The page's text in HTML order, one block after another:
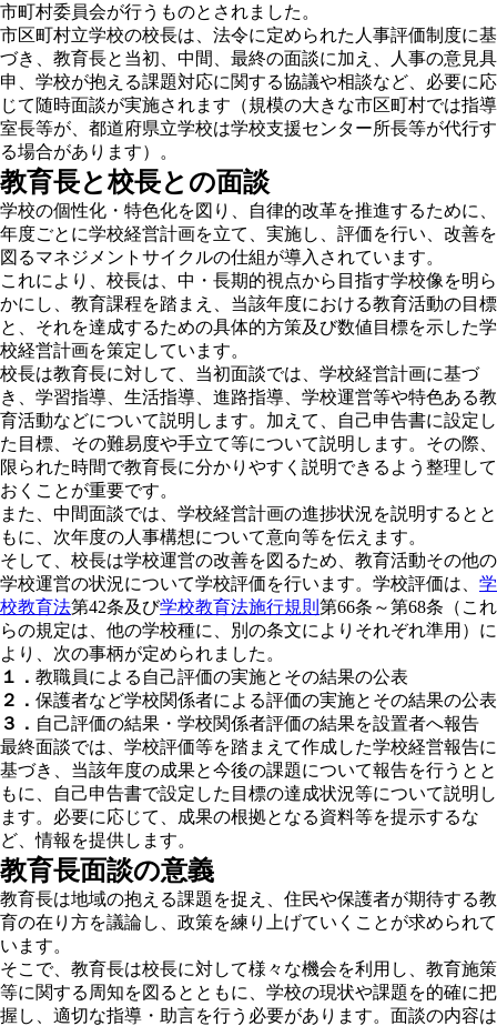
市町村委員会が行うものとされました。
市区町村立学校の校長は、法令に定められた人事評価制度に基
づき、教育長と当初、中間、最終の面談に加え、人事の意見具
申、学校が抱える課題対応に関する協議や相談など、必要に応
じて随時面談が実施されます（規模の大きな市区町村では指導
室長等が、都道府県立学校は学校支援センター所長等が代行す
る場合があります）。
教育長と校長との面談
学校の個性化・特色化を図り、自律的改革を推進するために、
年度ごとに学校経営計画を立て、実施し、評価を行い、改善を
図るマネジメントサイクルの仕組が導入されています。
これにより、校長は、中・長期的視点から目指す学校像を明ら
かにし、教育課程を踏まえ、当該年度における教育活動の目標
と、それを達成するための具体的方策及び数値目標を示した学
校経営計画を策定しています。
校長は教育長に対して、当初面談では、学校経営計画に基づ
き、学習指導、生活指導、進路指導、学校運営等や特色ある教
育活動などについて説明します。加えて、自己申告書に設定し
た目標、その難易度や手立て等について説明します。その際、
限られた時間で教育長に分かりやすく説明できるよう整理して
おくことが重要です。
また、中間面談では、学校経営計画の進捗状況を説明するとと
もに、次年度の人事構想について意向等を伝えます。
そして、校長は学校運営の改善を図るため、教育活動その他の
学校運営の状況について学校評価を行います。学校評価は、 学
校教育法第42条及び学校教育法施行規則 第66条～第68条（これ
らの規定は、他の学校種に、別の条文によりそれぞれ準用）に
より、次の事柄が定められました。
１． 教職員による自己評価の実施とその結果の公表
２． 保護者など学校関係者による評価の実施とその結果の公表
３． 自己評価の結果・学校関係者評価の結果を設置者へ報告
最終面談では、学校評価等を踏まえて作成した学校経営報告に
基づき、当該年度の成果と今後の課題について報告を行うとと
もに、自己申告書で設定した目標の達成状況等について説明し
ます。必要に応じて、成果の根拠となる資料等を提示するな
ど、情報を提供します。
教育長面談の意義
教育長は地域の抱える課題を捉え、住民や保護者が期待する教
育の在り方を議論し、政策を練り上げていくことが求められて
います。
そこで、教育長は校長に対して様々な機会を利用し、教育施策
等に関する周知を図るとともに、学校の現状や課題を的確に把
握し、適切な指導・助言を行う必要があります。面談の内容は